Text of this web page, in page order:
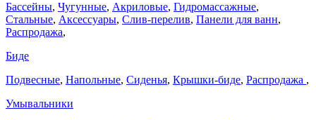
Бассейны, Чугунные, Акриловые, Гидромассажные,
Стальные, Аксессуары, Слив-перелив, Панели для ванн,
Распродажа,
Биде
Подвесные, Напольные, Сиденья, Крышки-биде, Распродажа ,
Умывальники